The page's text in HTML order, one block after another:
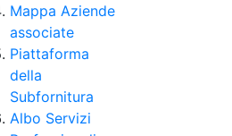
Mappa Aziende
associate
Piattaforma
della
Subfornitura
Albo Servizi